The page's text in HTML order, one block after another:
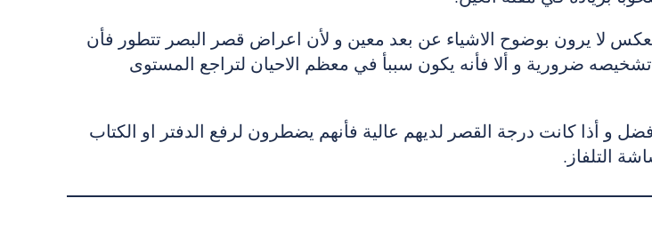
لا يرون بوضوح الاشياء عن بعد معين و لأن اعراض قصر البصر تتطور فأن
ضرورية و ألا فأنه يكون سببأ في معظم الاحيان لتراجع المستوى
و أذا كانت درجة القصر لديهم عالية فأنهم يضطرون لرفع الدفتر او الكتاب
التلفاز.